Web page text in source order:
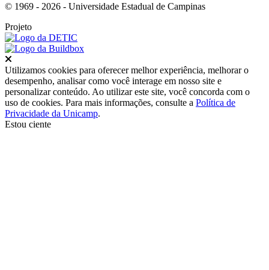
© 1969 - 2026 - Universidade Estadual de Campinas
Projeto
Utilizamos cookies para oferecer melhor experiência, melhorar o
desempenho, analisar como você interage em nosso site e
personalizar conteúdo. Ao utilizar este site, você concorda com o
uso de cookies. Para mais informações, consulte a Política de
Privacidade da Unicamp.
Estou ciente